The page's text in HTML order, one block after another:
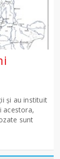
și au instituit
acestora,
sunt